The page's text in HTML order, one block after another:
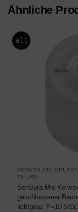
Ähnliche
alt
TEILIG)
SenSura Mio
geschlossener
lichtgrau, P=10